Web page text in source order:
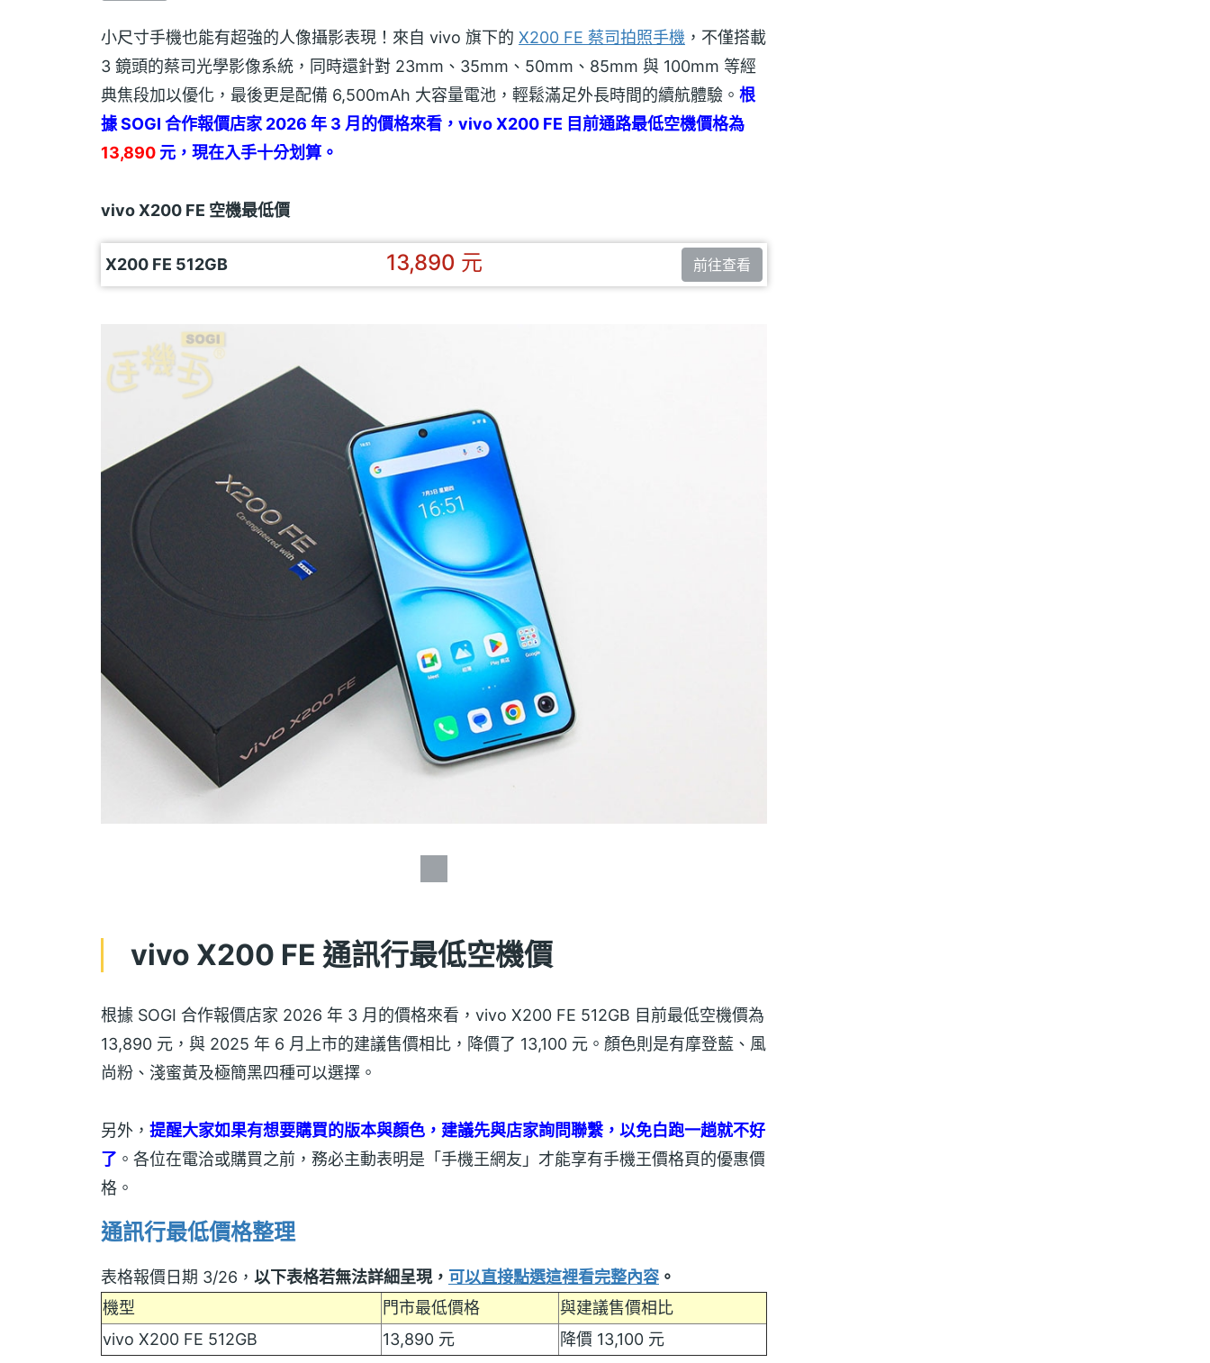
小尺寸手機也能有超強的人像攝影表現！來自 vivo 旗下的 X200 FE 蔡司拍照手機 ，不僅搭載
3 鏡頭的蔡司光學影像系統，同時還針對 23mm、35mm、50mm、85mm 與 100mm 等經
典焦段加以優化，最後更是配備 6,500mAh 大容量電池，輕鬆滿足外長時間的續航體驗。 根
據 SOGI 合作報價店家 2026 年 3 月的價格來看，vivo X200 FE 目前通路最低空機價格為
13,890 元，現在入手十分划算。
vivo X200 FE 空機最低價
X200 FE 512GB 13,890 元 前往查看
vivo X200 FE 通訊行最低空機價
根據 SOGI 合作報價店家 2026 年 3 月的價格來看，vivo X200 FE 512GB 目前最低空機價為
13,890 元，與 2025 年 6 月上市的建議售價相比，降價了 13,100 元。顏色則是有摩登藍、風
尚粉、淺蜜黃及極簡黑四種可以選擇。
另外， 提醒大家如果有想要購買的版本與顏色，建議先與店家詢問聯繫，以免白跑一趟就不好
了 。各位在電洽或購買之前，務必主動表明是「手機王網友」才能享有手機王價格頁的優惠價
格。
通訊行最低價格整理
表格報價日期 3/26， 以下表格若無法詳細呈現， 可以直接點選這裡看完整內容 。
機型
門市最低價格
與建議售價相比
vivo X200 FE 512GB
13,890 元 降價 13,100 元